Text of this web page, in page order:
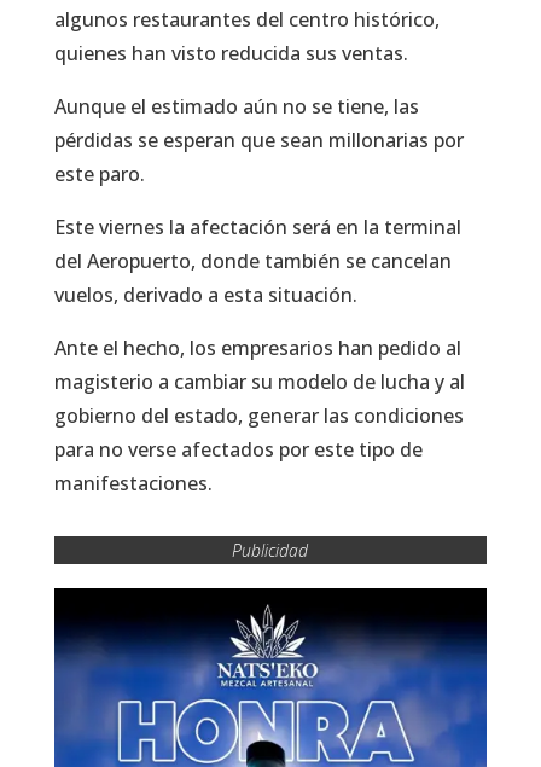
algunos restaurantes del centro histórico,
quienes han visto reducida sus ventas.
Aunque el estimado aún no se tiene, las
pérdidas se esperan que sean millonarias por
este paro.
Este viernes la afectación será en la terminal
del Aeropuerto, donde también se cancelan
vuelos, derivado a esta situación.
Ante el hecho, los empresarios han pedido al
magisterio a cambiar su modelo de lucha y al
gobierno del estado, generar las condiciones
para no verse afectados por este tipo de
manifestaciones.
Publicidad